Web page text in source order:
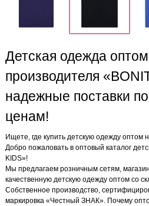
Детская одежда
производителя
надежные поставки
ценам!
Ищете, где купить детскую одежду оптом
Добро пожаловать в оптовый каталог
KIDS»!
Мы предлагаем розничным сетям,
качественную детскую одежду оптом со
Собственное производство,
маркировка «Честный ЗНАК». Почему